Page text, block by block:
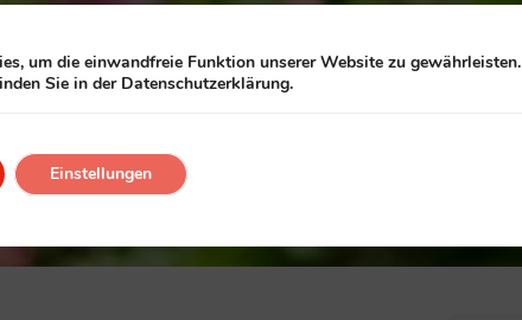
um die einwandfreie Funktion unserer Website zu gewährleisten.
Sie in der Datenschutzerklärung.
Einstellungen